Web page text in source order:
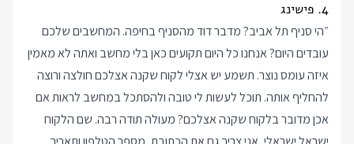
4. פישינג
״הי סניף תל אביב? מדבר דוד מהסניף בחיפה. המחשבים שלכם
עובדים היום? אנחנו כל היום תקועים כאן בלי מחשב ואתה לא מאמין
איזה עומס נוצר. תשמע יש אצלי לקוח שקנה אצלכם חולצה ורוצה
להחליף אותה. תוכל לעשות לי טובה ולהסתכל במחשב לראות אם
אכן מדובר בלקוח שקנה אצלכם? מעולה תודה רבה. שם הלקוח